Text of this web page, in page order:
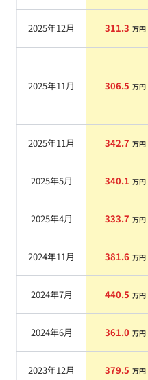
2025年12月 311.3 万円
2025年11月 306.5 万円
2025年11月 342.7 万円
2025年5月 340.1 万円
2025年4月 333.7 万円
2024年11月 381.6 万円
2024年7月 440.5 万円
2024年6月 361.0 万円
2023年12月 379.5 万円